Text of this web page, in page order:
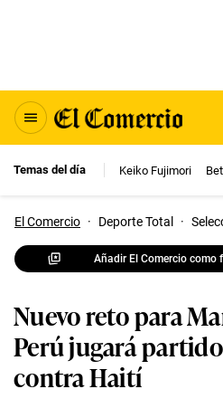
Temas del día Keiko Fujimori
El Comercio · Deporte Total ·
Añadir El Comercio como
Nuevo reto para
Perú jugará
contra Haití